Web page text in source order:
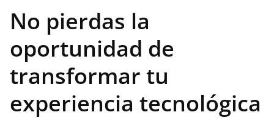
No pierdas la
oportunidad de
transformar tu
experiencia tecnológica